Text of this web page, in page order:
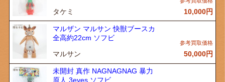
タケミ 10,000円
マルザン マルサン 快獣ブースカ
全高約22cm ソフビ
マルサン 50,000円
未開封 真作 NAGNAGNAG 暴力
原人 3eyes ソフビ